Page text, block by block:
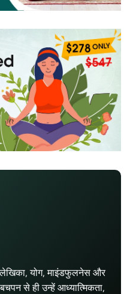
लेखिका, योग, माइंडफुलनेस और
से ही उन्हें आध्यात्मिकता,